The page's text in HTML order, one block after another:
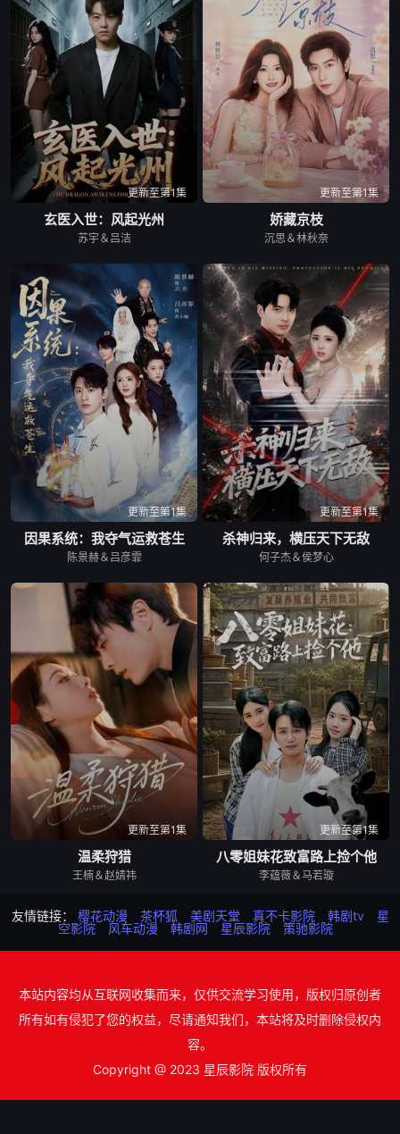
更新至第1集
玄医入世：风起光州
苏宇＆吕洁
更新至第1集
娇藏京枝
沉思＆林秋奈
更新至第1集
因果系统：我夺气运救苍生
陈景赫＆吕彦霏
更新至第1集
杀神归来，横压天下无敌
何子杰＆侯梦心
更新至第1集
温柔狩猎
王楠＆赵婧祎
更新至第1集
八零姐妹花致富路上捡个他
李蕴薇＆马若璇
友情链接： 樱花动漫 茶杯狐 美剧天堂 真不卡影院 韩剧tv
星
空影院
风车动漫 韩剧网 星辰影院 策驰影院
本站内容均从互联网收集而来，仅供交流学习使用，版权归原创者
所有如有侵犯了您的权益，尽请通知我们，本站将及时删除侵权内
容。
Copyright @ 2023 星辰影院 版权所有